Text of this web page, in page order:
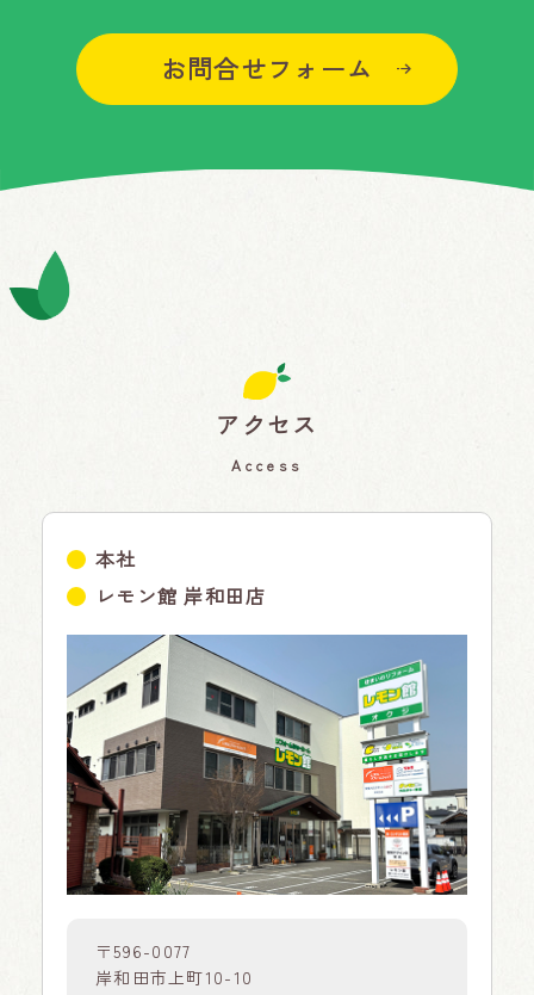
お問合せフォーム
アクセス
Access
本社
レモン館 岸和田店
〒596-0077
岸和田市上町10-10